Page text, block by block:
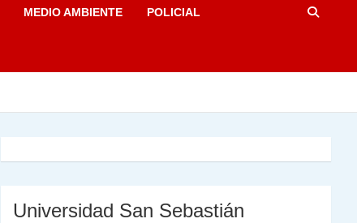
MEDIO AMBIENTE POLICIAL
Universidad San Sebastián